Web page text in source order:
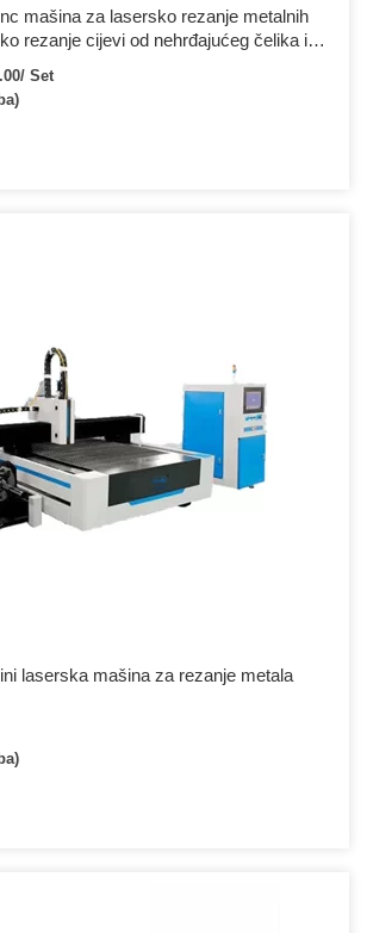
mašina za lasersko rezanje metalnih
rezanje cijevi od nehrđajućeg čelika i
Set
laserska mašina za rezanje metala